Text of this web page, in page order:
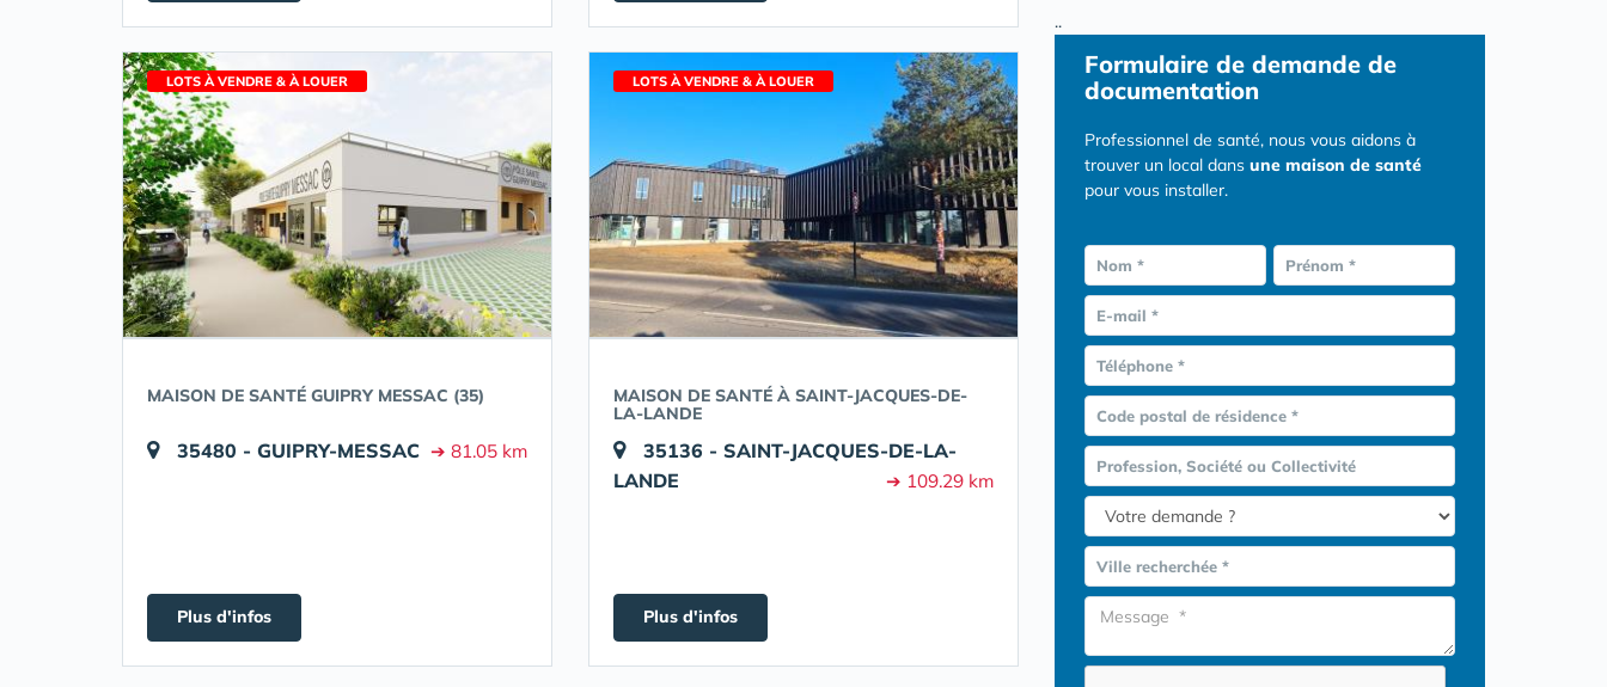
LOTS À VENDRE & À LOUER
MAISON DE SANTÉ GUIPRY MESSAC (35)
35480 - GUIPRY-MESSAC ➔ 81.05 km
Plus d'infos
LOTS À VENDRE & À LOUER
MAISON DE SANTÉ À SAINT-JACQUES-DE-
LA-LANDE
35136 - SAINT-JACQUES-DE-LA-
LANDE
➔ 109.29 km
Plus d'infos
..
Formulaire de demande de
documentation
Professionnel de santé, nous vous aidons à
trouver un local dans une maison de santé
pour vous installer.
Nom * Prénom *
E-mail *
Téléphone *
Code postal de résidence *
Profession, Société ou Collectivité
Ville recherchée *